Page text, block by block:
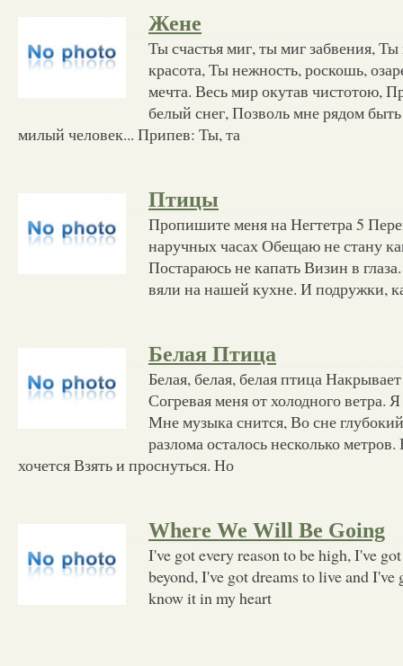
Жене
Ты счастья миг, ты миг забвения,
красота, Ты нежность, роскошь,
мечта. Весь мир окутав чистотою,
белый снег, Позволь мне рядом
милый человек... Припев: Ты, та
Птицы
Пропишите меня на Негтетра 5
наручных часах Обещаю не стану
Постараюсь не капать Визин в
вяли на нашей кухне. И подружки,
Белая Птица
Белая, белая, белая птица
Согревая меня от холодного ветра.
Мне музыка снится, Во сне
разлома осталось несколько
хочется Взять и проснуться. Но
Where We Will Be Going
I've got every reason to be high, I've
beyond, I've got dreams to live and
know it in my heart